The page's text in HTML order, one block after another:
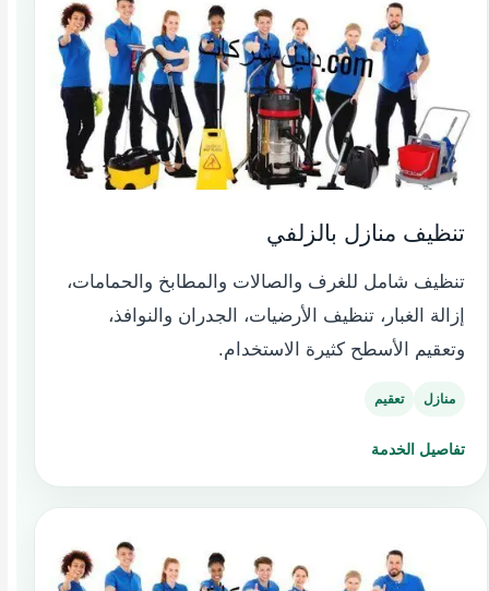
تنظيف منازل بالزلفي
تنظيف شامل للغرف والصالات والمطابخ والحمامات،
إزالة الغبار، تنظيف الأرضيات، الجدران والنوافذ،
وتعقيم الأسطح كثيرة الاستخدام.
منازل تعقيم
تفاصيل الخدمة